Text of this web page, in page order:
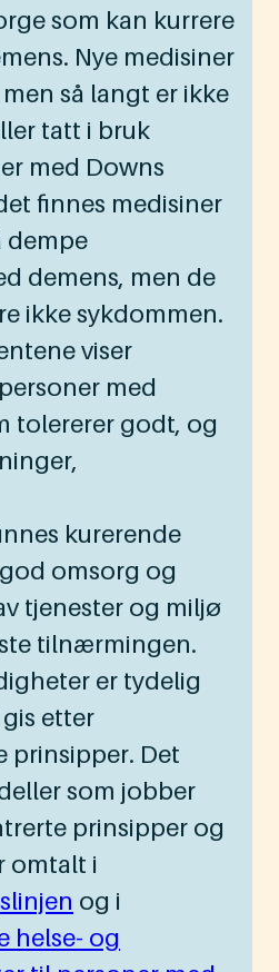
som kan kurrere
Nye medisiner
så langt er ikke
tatt i bruk
med Downs
finnes medisiner
dempe
demens, men de
ikke sykdommen.
viser
med
tolererer godt, og
kurerende
omsorg og
tjenester og miljø
tilnærmingen.
er tydelig
etter
prinsipper. Det
som jobber
prinsipper og
omtalt i
og i
helse- og